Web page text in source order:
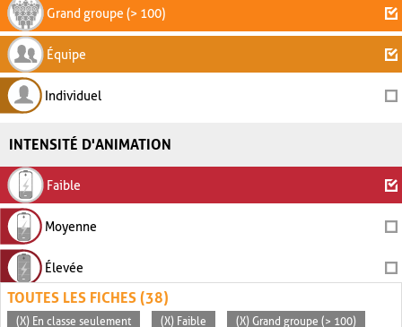
Grand groupe (> 100)
Équipe
Individuel
INTENSITÉ D'ANIMATION
Faible
Moyenne
Élevée
TOUTES LES FICHES (38)
(X) En classe seulement (X) Faible (X) Grand groupe (> 100)